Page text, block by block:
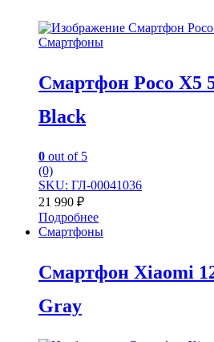
Смартфоны
Смартфон Poco X5
Black
0 out of 5
(0)
SKU: ГЛ-00041036
21 990 ₽
Подробнее
Смартфоны
Смартфон Xiaomi
Gray